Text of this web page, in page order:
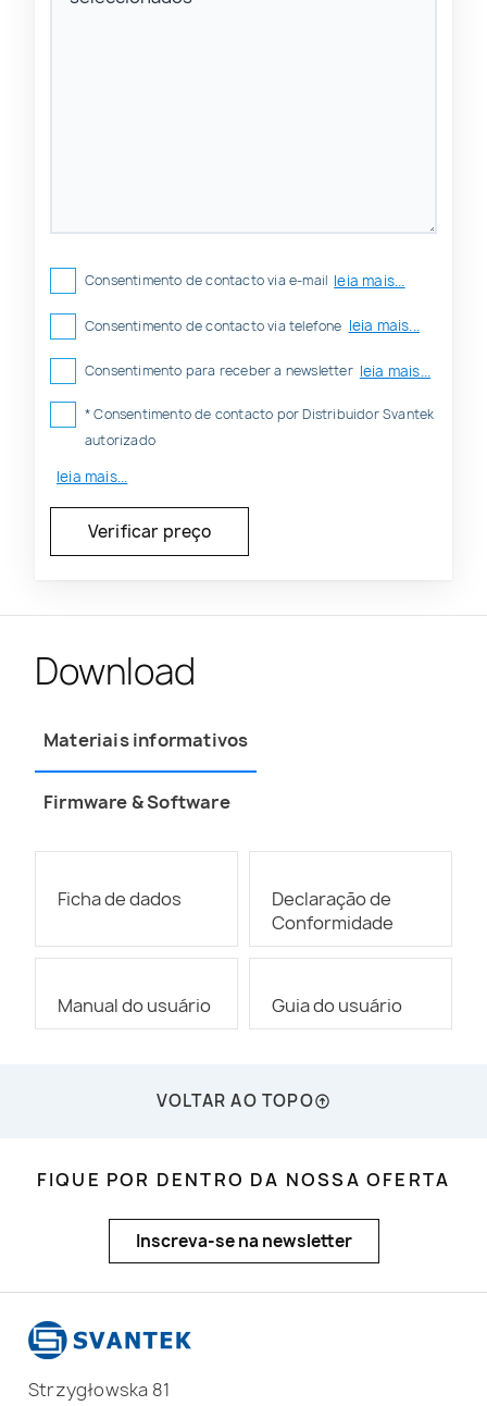
Consentimento de contacto via e-mail leia mais...
Consentimento de contacto via telefone leia mais...
Consentimento para receber a newsletter leia mais...
* Consentimento de contacto por Distribuidor Svantek
autorizado
leia mais...
Download
Materiais informativos
Firmware & Software
Ficha de dados
Declaração de
Conformidade
Manual do usuário Guia do usuário
VOLTAR AO TOPO
FIQUE POR DENTRO DA NOSSA OFERTA
Inscreva-se na newsletter
Strzygłowska 81